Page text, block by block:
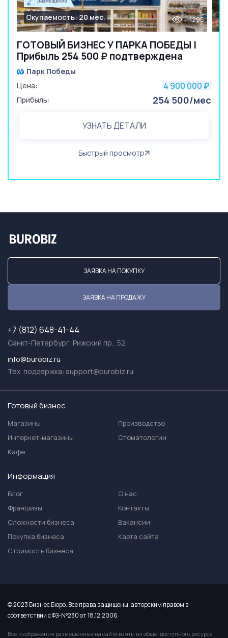
ГОТОВЫЙ БИЗНЕС У ПАРКА ПОБЕДЫ |
Прибыль 254 500 ₽ подтверждена
Окупаемость: 20 мес. 1295
Парк Победы
Цена:
4 900 000 ₽
Прибыль: 254 500/мес
УЗНАТЬ ДЕТАЛИ
Быстрый просмотр
ЗАЯВКА НА ПОКУПКУ
ЗАЯВКА НА ПРОДАЖУ
+7 (812) 648-41-44
Санкт-Петербург, Рижский пр., 52
info@burobiz.ru
Тех. поддержка: support@burobiz.ru
Готовый бизнес
Магазины
Интернет-магазины
Кафе
Производство
Стоматологии
Информация
Блог
Франшизы
Сложности бизнеса
Покупка бизнеса
Стоимость бизнеса
О нас
Контакты
Вакансии
Карта сайта
© 2023 Бизнес Бюро. Все права защищены, авторским правом в
соответствии с ФЗ-№230 от 18.12.2006
Все изображения размещенные на сайте взяты из обще-доступного ресурса